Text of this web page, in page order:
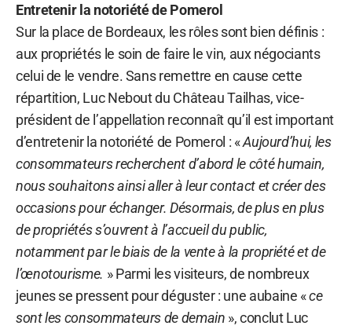
Entretenir la notoriété de Pomerol
Sur la place de Bordeaux, les rôles sont bien définis :
aux propriétés le soin de faire le vin, aux négociants
celui de le vendre. Sans remettre en cause cette
répartition, Luc Nebout du Château Tailhas, vice-
président de l’appellation reconnaît qu’il est important
d’entretenir la notoriété de Pomerol : «Aujourd’hui, les
consommateurs recherchent d’abord le côté humain,
nous souhaitons ainsi aller à leur contact et créer des
occasions pour échanger. Désormais, de plus en plus
de propriétés s’ouvrent à l’accueil du public,
notamment par le biais de la vente à la propriété et de
l’œnotourisme. » Parmi les visiteurs, de nombreux
jeunes se pressent pour déguster : une aubaine «ce
sont les consommateurs de demain », conclut Luc